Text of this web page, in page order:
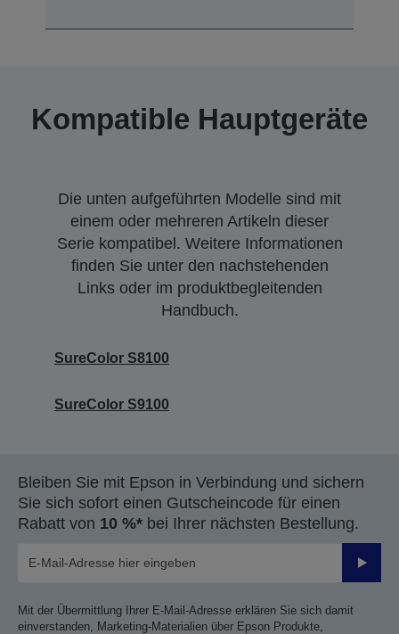
Kompatible Hauptgeräte
Die unten aufgeführten Modelle sind mit
einem oder mehreren Artikeln dieser
Serie kompatibel. Weitere Informationen
finden Sie unter den nachstehenden
Links oder im produktbegleitenden
Handbuch.
SureColor S8100
SureColor S9100
Bleiben Sie mit Epson in Verbindung und sichern
Sie sich sofort einen Gutscheincode für einen
Rabatt von 10 %* bei Ihrer nächsten Bestellung.
Mit der Übermittlung Ihrer E-Mail-Adresse erklären Sie sich damit
einverstanden, Marketing-Materialien über Epson Produkte,